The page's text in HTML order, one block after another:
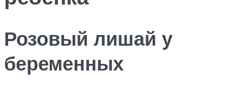
Розовый лишай у
беременных